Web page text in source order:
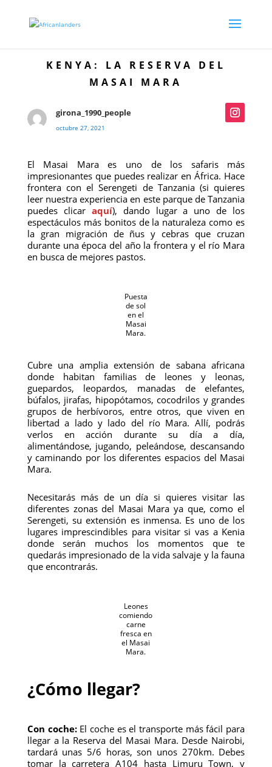
KENYA: LA RESERVA DEL
MASAI MARA
girona_1990_people
octubre 27, 2021
El Masai Mara es uno de los safaris más
impresionantes que puedes realizar en África. Hace
frontera con el Serengeti de Tanzania (si quieres
leer nuestra experiencia en este parque de Tanzania
puedes clicar aquí), dando lugar a uno de los
espectáculos más bonitos de la naturaleza como es
la gran migración de ñus y cebras que cruzan
durante una época del año la frontera y el río Mara
en busca de mejores pastos.
Puesta
de sol
en el
Masai
Mara.
Cubre una amplia extensión de sabana africana
donde habitan familias de leones y leonas,
guepardos, leopardos, manadas de elefantes,
búfalos, jirafas, hipopótamos, cocodrilos y grandes
grupos de herbívoros, entre otros, que viven en
libertad a lado y lado del río Mara. Allí, podrás
verlos en acción durante su día a día,
alimentándose, jugando, peleándose, descansando
y caminando por los diferentes espacios del Masai
Mara.
Necesitarás más de un día si quieres visitar las
diferentes zonas del Masai Mara ya que, como el
Serengeti, su extensión es inmensa. Es uno de los
lugares imprescindibles para visitar si vas a Kenia
donde serán muchos los momentos que te
quedarás impresionado de la vida salvaje y la fauna
que encontrarás.
Leones
comiendo
carne
fresca en
el Masai
Mara.
¿Cómo llegar?
Con coche:El coche es el transporte más fácil para
llegar a la Reserva del Masai Mara. Desde Nairobi,
tardará unas 5/6 horas, son unos 270km. Debes
tomar la carretera A104 hasta Limuru Town, y